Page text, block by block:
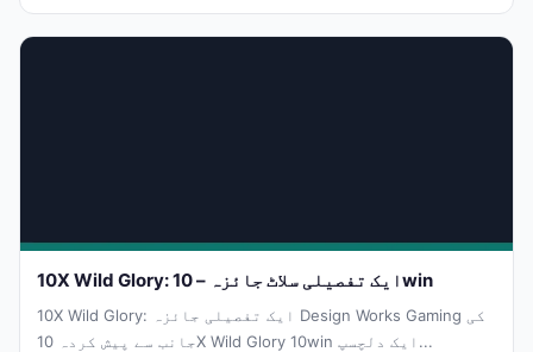
10X Wild Glory: ایک تفصیلی سلاٹ جائزہ – 10win
10X Wild Glory: ایک تفصیلی جائزہ Design Works Gaming کی
جانب سے پیش کردہ 10X Wild Glory 10win ایک دلچسپ...